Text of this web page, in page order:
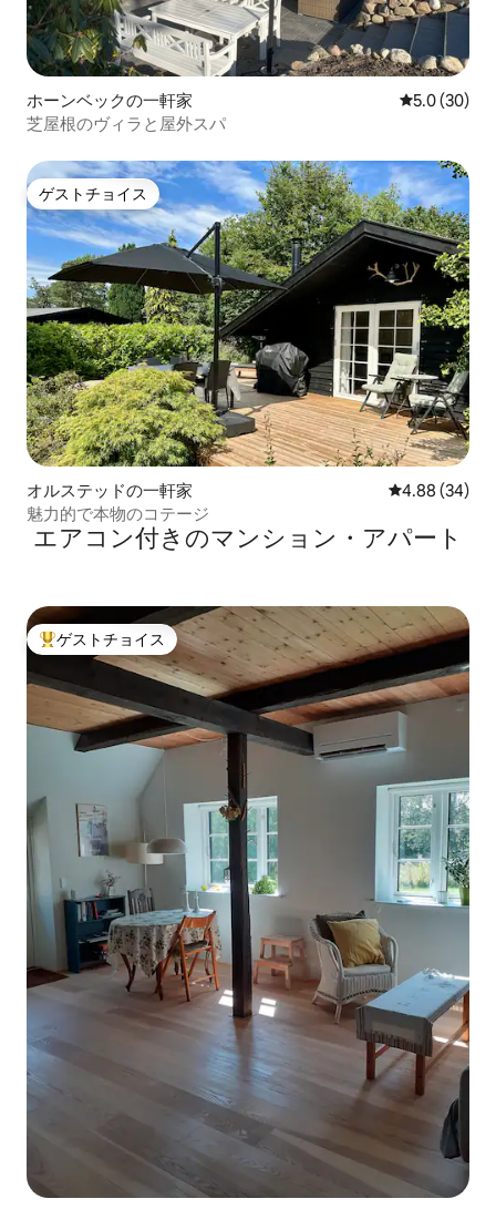
ホーンベックの一軒家 レビュー30
5.0 (30)
芝屋根のヴィラと屋外スパ
ゲストチョイス
ゲストチョイス
オルステッドの一軒家 レビュー34
4.88 (34)
魅力的で本物のコテージ
エアコン付きのマンション・アパート
大好評のゲストチョイスです。
ゲストチョイス